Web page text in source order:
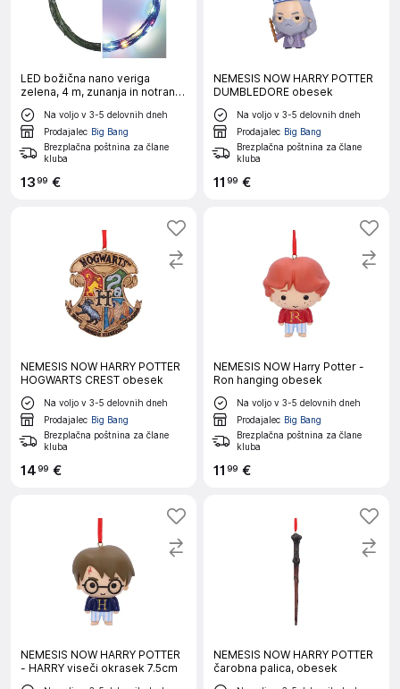
LED božična nano veriga
zelena, 4 m, zunanja in notranja,
večbarvna, časovnik
Na voljo v 3-5 delovnih dneh
Prodajalec Big Bang
Brezplačna poštnina za člane
kluba
1399 €
NEMESIS NOW HARRY POTTER
DUMBLEDORE obesek
Na voljo v 3-5 delovnih dneh
Prodajalec Big Bang
Brezplačna poštnina za člane
kluba
11 99 €
NEMESIS NOW HARRY POTTER
HOGWARTS CREST obesek
Na voljo v 3-5 delovnih dneh
Prodajalec Big Bang
Brezplačna poštnina za člane
kluba
1499 €
NEMESIS NOW Harry Potter -
Ron hanging obesek
Na voljo v 3-5 delovnih dneh
Prodajalec Big Bang
Brezplačna poštnina za člane
kluba
11 99 €
NEMESIS NOW HARRY POTTER
- HARRY viseči okrasek 7.5cm
NEMESIS NOW HARRY POTTER
čarobna palica, obesek